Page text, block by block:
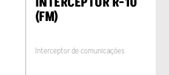
(FM)
Interceptor de comunicações